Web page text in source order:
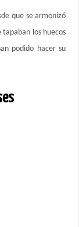
que se armonizó
los huecos
podido hacer su